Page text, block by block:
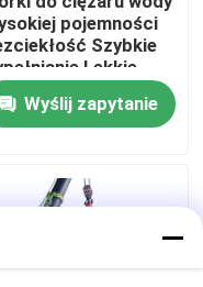
na morzu
powietrzne
pojemności
Szybkie
Lekkie
Wyślij zapytanie